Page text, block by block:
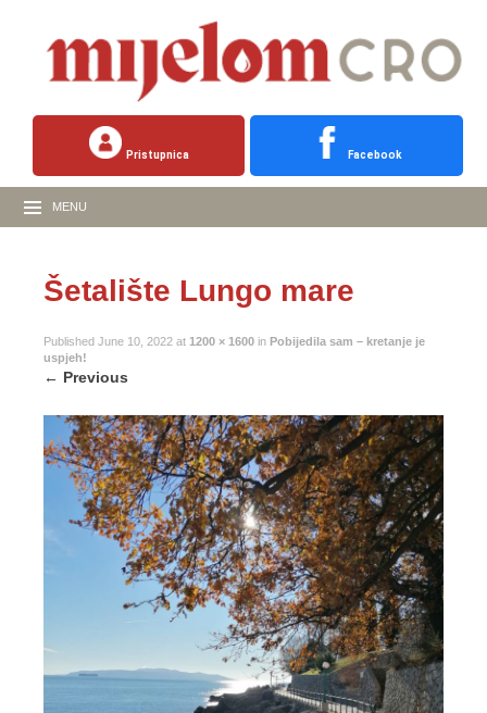
Pristupnica Facebook
MENU
Šetalište Lungo mare
Published June 10, 2022 at 1200 × 1600 in Pobijedila sam – kretanje je
uspjeh!
← Previous